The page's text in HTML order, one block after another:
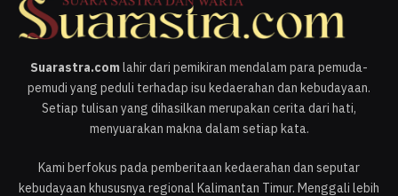
Suarastra.comlahir dari pemikiran mendalam para pemuda-
pemudi yang peduli terhadap isu kedaerahan dan kebudayaan.
Setiap tulisan yang dihasilkan merupakan cerita dari hati,
menyuarakan makna dalam setiap kata.
Kami berfokus pada pemberitaan kedaerahan dan seputar
kebudayaan khususnya regional Kalimantan Timur. Menggali lebih